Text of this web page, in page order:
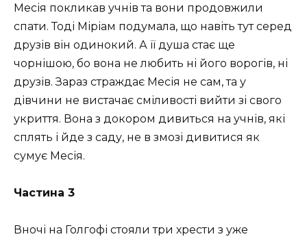
Месія покликав учнів та вони продовжили
спати. Тоді Міріам подумала, що навіть тут серед
друзів він одинокий. А її душа стає ще
чорнішою, бо вона не любить ні його ворогів, ні
друзів. Зараз страждає Месія не сам, та у
дівчини не вистачає сміливості вийти зі свого
укриття. Вона з докором дивиться на учнів, які
сплять і йде з саду, не в змозі дивитися як
сумує Месія.
Частина 3
Вночі на Голгофі стояли три хрести з уже